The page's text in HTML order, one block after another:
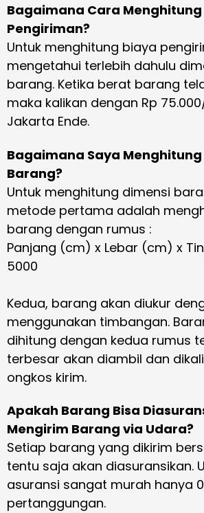
Bagaimana Cara Menghitung
Pengiriman?
Untuk menghitung biaya
mengetahui terlebih dahulu
barang. Ketika berat barang
maka kalikan dengan Rp
Jakarta Ende.
Bagaimana Saya
Barang?
Untuk menghitung dimensi
metode pertama adalah
barang dengan rumus :
Panjang (cm) x Lebar (cm) x
5000
Kedua, barang akan diukur
menggunakan timbangan.
dihitung dengan kedua rumus
terbesar akan diambil dan
ongkos kirim.
Apakah Barang Bisa
Mengirim Barang via Udara?
Setiap barang yang dikirim
tentu saja akan diasuransikan.
asuransi sangat murah hanya
pertanggungan.